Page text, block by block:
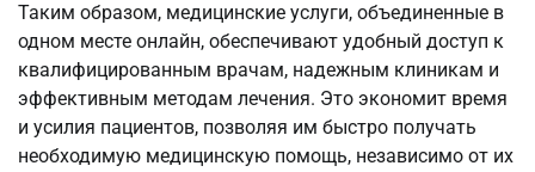
Таким образом, медицинские услуги, объединенные в
одном месте онлайн, обеспечивают удобный доступ к
квалифицированным врачам, надежным клиникам и
эффективным методам лечения. Это экономит время
и усилия пациентов, позволяя им быстро получать
необходимую медицинскую помощь, независимо от их